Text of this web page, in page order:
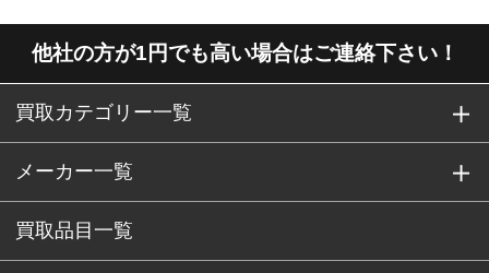
他社の方が1円でも高い場合はご連絡下さい！
買取カテゴリー一覧
メーカー一覧
買取品目一覧